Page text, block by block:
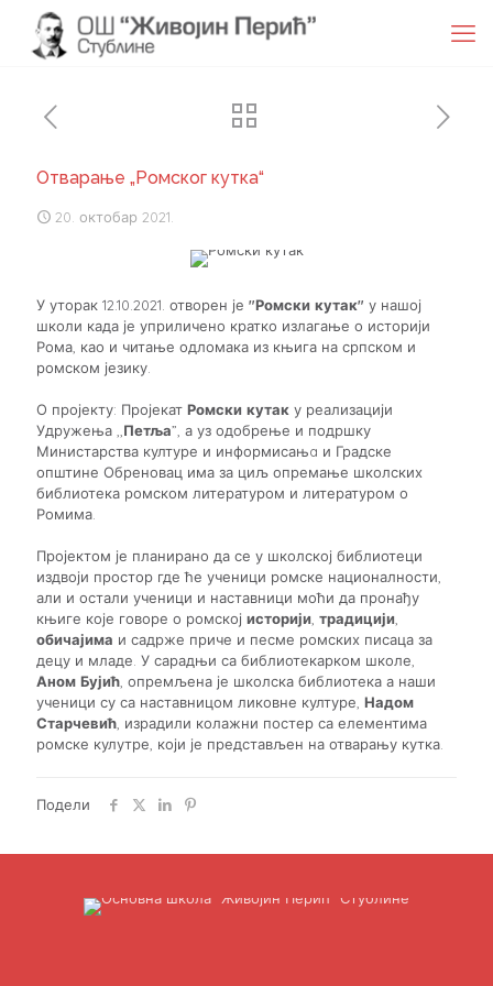
Отварање „Ромског кутка“
20. октобар 2021.
У уторак 12.10.2021. отворен је "Ромски кутак" у нашој
школи када је уприличено кратко излагање о историји
Рома, као и читање одломака из књига на српском и
ромском језику.
О пројекту: Пројекат Ромски кутак у реализацији
Удружења ,, Петља”, а уз одобрење и подршку
Министарства културе и информисањa и Градске
општине Обреновац има за циљ опремање школских
библиотека ромском литературом и литературом о
Ромима.
Пројектом је планирано да се у школској библиотеци
издвоји простор где ће ученици ромске националности,
али и остали ученици и наставници моћи да пронађу
књиге које говоре о ромској историји традицији
обичајима и садрже приче и песме ромских писаца за
децу и младе. У сарадњи са библиотекарком школе,
Аном Бујић , опремљена је школска библиотека а наши
ученици су са наставницом ликовне културе, Надом
Старчевић , израдили колажни постер са елементима
ромске кулутре, који је представљен на отварању кутка.
Подели